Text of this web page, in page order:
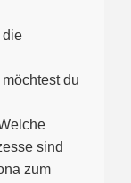
die
du
sind
zum